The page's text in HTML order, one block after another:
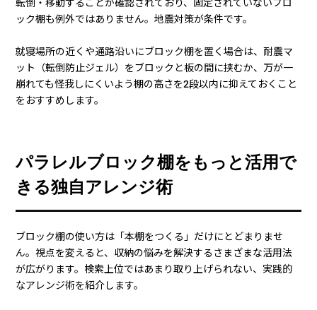
転倒・移動することが確認されており、固定されていないブロ
ック棚も例外ではありません。地震対策が条件です。
就寝場所の近くや通路沿いにブロック棚を置く場合は、耐震マ
ット（転倒防止ジェル）をブロックと板の間に挟むか、万が一
崩れても怪我しにくいよう棚の高さを2段以内に抑えておくこと
をおすすめします。
パラレルブロック棚をもっと活用で
きる独自アレンジ術
ブロック棚の使い方は「本棚をつくる」だけにとどまりませ
ん。視点を変えると、収納の悩みを解決するさまざまな活用法
が広がります。検索上位ではあまり取り上げられない、実践的
なアレンジ術を紹介します。